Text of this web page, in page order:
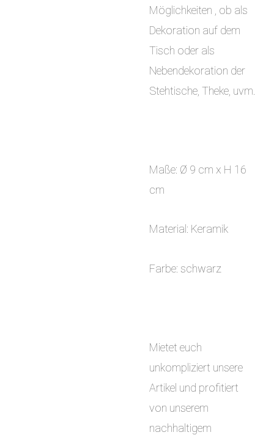
Möglichkeiten , ob als
Dekoration auf dem
Tisch oder als
Nebendekoration der
Stehtische, Theke, uvm.
Maße: Ø 9 cm x H 16
cm
Material: Keramik
Farbe: schwarz
Mietet euch
unkompliziert unsere
Artikel und profitiert
von unserem
nachhaltigem